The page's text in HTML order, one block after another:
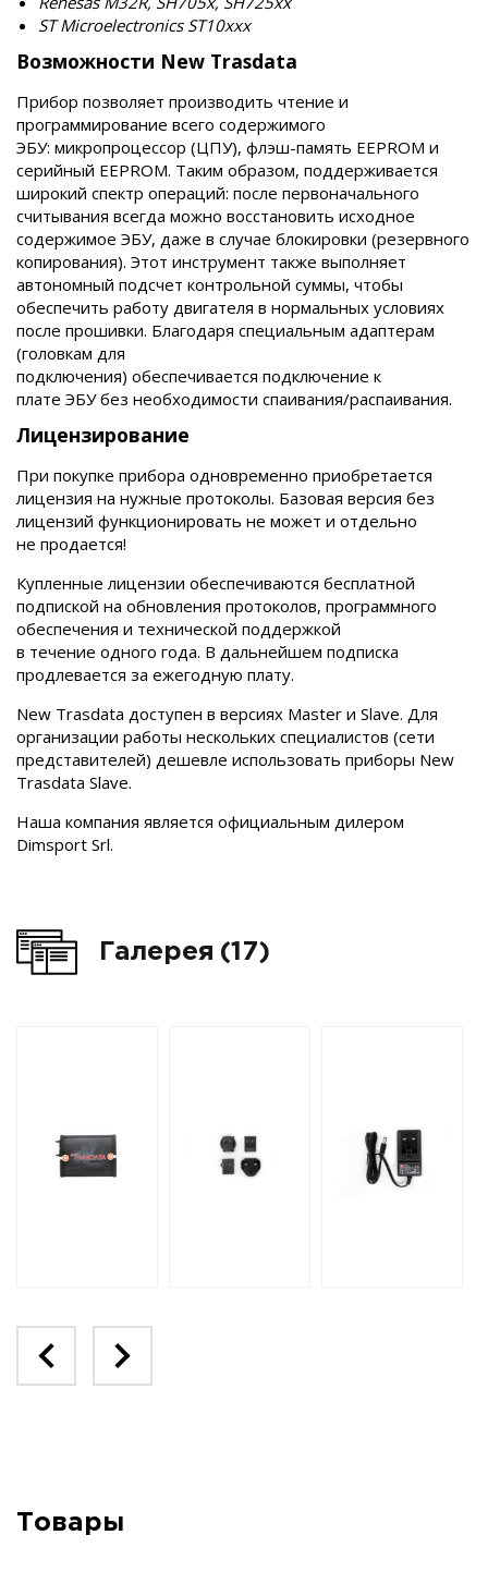
ST Microelectronics ST10xxx
Возможности New Trasdata
Прибор позволяет производить чтение и
программирование всего содержимого
ЭБУ: микропроцессор (ЦПУ), флэш-память EEPROM и
серийный EEPROM. Таким образом, поддерживается
широкий спектр операций: после первоначального
считывания всегда можно восстановить исходное
содержимое ЭБУ, даже в случае блокировки (резервного
копирования). Этот инструмент также выполняет
автономный подсчет контрольной суммы, чтобы
обеспечить работу двигателя в нормальных условиях
после прошивки. Благодаря специальным адаптерам
(головкам для
подключения) обеспечивается подключение к
плате ЭБУ без необходимости спаивания/распаивания.
Лицензирование
При покупке прибора одновременно приобретается
лицензия на нужные протоколы. Базовая версия без
лицензий функционировать не может и отдельно
не продается!
Купленные лицензии обеспечиваются бесплатной
подпиской на обновления протоколов, программного
обеспечения и технической поддержкой
в течение одного года. В дальнейшем подписка
продлевается за ежегодную плату.
New Trasdata доступен в версиях Master и Slave. Для
организации работы нескольких специалистов (сети
представителей) дешевле использовать приборы New
Trasdata Slave.
Наша компания является официальным дилером
Dimsport Srl.
Галерея (17)
Товары